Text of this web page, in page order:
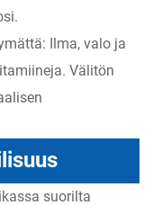
Ilma, valo ja
Välitön
suorilta